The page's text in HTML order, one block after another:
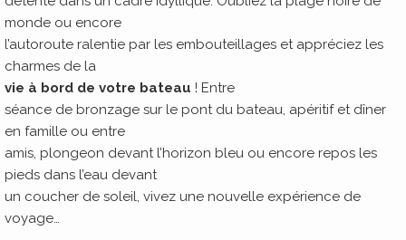
monde ou encore
l’autoroute ralentie par les embouteillages et appréciez les
charmes de la
vie à bord de votre bateau ! Entre
séance de bronzage sur le pont du bateau, apéritif et dîner
en famille ou entre
amis, plongeon devant l’horizon bleu ou encore repos les
pieds dans l’eau devant
un coucher de soleil, vivez une nouvelle expérience de
voyage…